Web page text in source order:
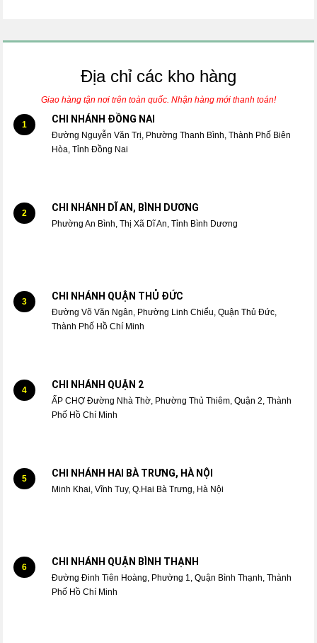
Địa chỉ các kho hàng
Giao hàng tận nơi trên toàn quốc. Nhận hàng mới thanh toán!
1 CHI NHÁNH ĐỒNG NAI
Đường Nguyễn Văn Trị, Phường Thanh Bình, Thành Phố Biên
Hòa, Tỉnh Đồng Nai
2 CHI NHÁNH DĨ AN, BÌNH DƯƠNG
Phường An Bình, Thị Xã Dĩ An, Tỉnh Bình Dương
3 CHI NHÁNH QUẬN THỦ ĐỨC
Đường Võ Văn Ngân, Phường Linh Chiểu, Quận Thủ Đức,
Thành Phố Hồ Chí Minh
4 CHI NHÁNH QUẬN 2
ẤP CHỢ Đường Nhà Thờ, Phường Thủ Thiêm, Quận 2, Thành
Phố Hồ Chí Minh
5 CHI NHÁNH HAI BÀ TRƯNG, HÀ NỘI
Minh Khai, Vĩnh Tuy, Q.Hai Bà Trưng, Hà Nội
6 CHI NHÁNH QUẬN BÌNH THẠNH
Đường Đinh Tiên Hoàng, Phường 1, Quận Bình Thạnh, Thành
Phố Hồ Chí Minh